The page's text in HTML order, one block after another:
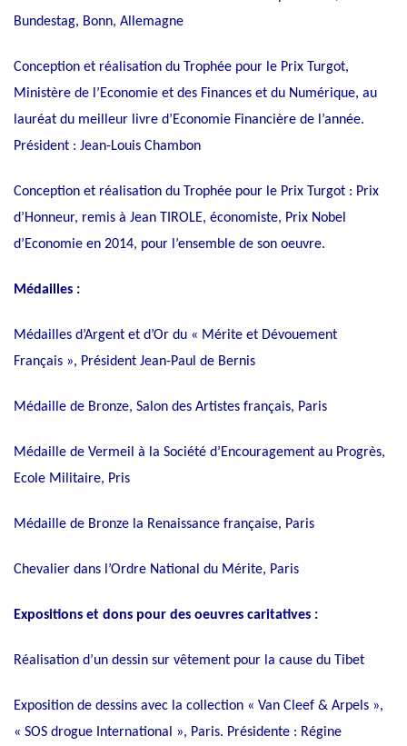
Bundestag, Bonn, Allemagne
Conception et réalisation du Trophée pour le Prix Turgot,
Ministère de l’Economie et des Finances et du Numérique, au
lauréat du meilleur livre d’Economie Financière de l’année.
Président : Jean-Louis Chambon
Conception et réalisation du Trophée pour le Prix Turgot : Prix
d’Honneur, remis à Jean TIROLE, économiste, Prix Nobel
d’Economie en 2014, pour l’ensemble de son oeuvre.
Médailles :
Médailles d’Argent et d’Or du « Mérite et Dévouement
Français », Président Jean-Paul de Bernis
Médaille de Bronze, Salon des Artistes français, Paris
Médaille de Vermeil à la Société d’Encouragement au Progrès,
Ecole Militaire, Pris
Médaille de Bronze la Renaissance française, Paris
Chevalier dans l’Ordre National du Mérite, Paris
Expositions et dons pour des oeuvres caritatives :
Réalisation d’un dessin sur vêtement pour la cause du Tibet
Exposition de dessins avec la collection « Van Cleef & Arpels »,
« SOS drogue International », Paris. Présidente : Régine